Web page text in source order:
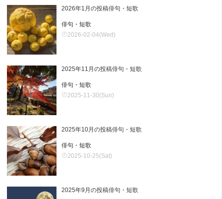
2026年1月の投稿俳句・短歌
俳句・短歌
2026-02-04(Wed)
2025年11月の投稿俳句・短歌
俳句・短歌
2025-11-30(Sun)
2025年10月の投稿俳句・短歌
俳句・短歌
2025-10-25(Sat)
2025年9月の投稿俳句・短歌